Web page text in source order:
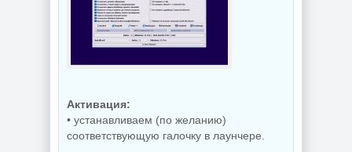
Сведение видео
Blackmagic
Resolve Studio
Создание
Активация:
• устанавливаем (по желанию)
соответствующую галочку в лаунчере.